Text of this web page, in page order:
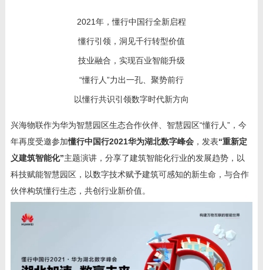
2021年，懂行中国行全新启程
懂行引领，洞见千行转型价值
技业融合，实现百业智能升级
“懂行人”力出一孔、聚势前行
以懂行共识引领数字时代新方向
兴海物联作为华为智慧园区生态合作伙伴、智慧园区“懂行人”，今
年再度受邀参加懂行中国行2021华为湖北数字峰会，发表“重新定
义建筑智能化”主题演讲，分享了建筑智能化行业的发展趋势，以
科技赋能智慧园区，以数字技术赋予建筑可感知的新生命，与合作
伙伴构筑懂行生态，共创行业新价值。